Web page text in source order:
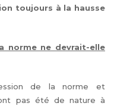
toujours à la hausse
norme ne devrait-elle
de la norme et
pas été de nature à